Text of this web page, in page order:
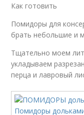
Как готовить
Помидоры для
брать небольшие и
Тщательно моем
укладываем
перца и лавровый